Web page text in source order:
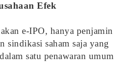
Efek
e-IPO, hanya penjamin
sindikasi saham saja yang
satu penawaran umum